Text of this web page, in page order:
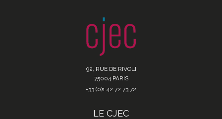
92, RUE DE RIVOLI
75004 PARIS
+33 (0)1 42 72 73 72
LE CJEC